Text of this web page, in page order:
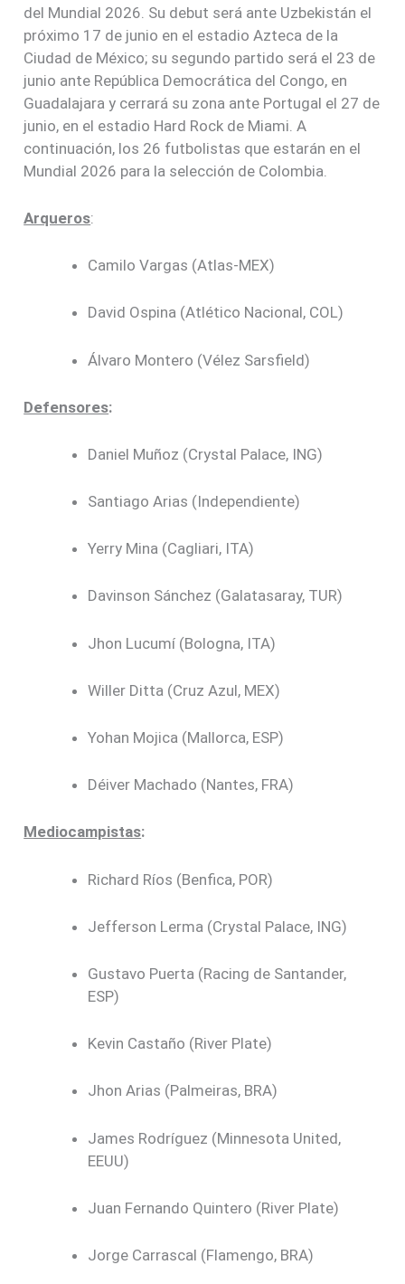
del Mundial 2026. Su debut será ante Uzbekistán el
próximo 17 de junio en el estadio Azteca de la
Ciudad de México; su segundo partido será el 23 de
junio ante República Democrática del Congo, en
Guadalajara y cerrará su zona ante Portugal el 27 de
junio, en el estadio Hard Rock de Miami. A
continuación, los 26 futbolistas que estarán en el
Mundial 2026 para la selección de Colombia.
Arqueros:
Camilo Vargas (Atlas-MEX)
David Ospina (Atlético Nacional, COL)
Álvaro Montero (Vélez Sarsfield)
Defensores:
Daniel Muñoz (Crystal Palace, ING)
Santiago Arias (Independiente)
Yerry Mina (Cagliari, ITA)
Davinson Sánchez (Galatasaray, TUR)
Jhon Lucumí (Bologna, ITA)
Willer Ditta (Cruz Azul, MEX)
Yohan Mojica (Mallorca, ESP)
Déiver Machado (Nantes, FRA)
Mediocampistas:
Richard Ríos (Benfica, POR)
Jefferson Lerma (Crystal Palace, ING)
Gustavo Puerta (Racing de Santander,
ESP)
Kevin Castaño (River Plate)
Jhon Arias (Palmeiras, BRA)
James Rodríguez (Minnesota United,
EEUU)
Juan Fernando Quintero (River Plate)
Jorge Carrascal (Flamengo, BRA)